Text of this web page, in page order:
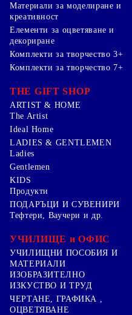
Mатериали за моделиране и
креативност
Елементи за оцветяване и
декориране
Комплекти за творчество 3+
Комплекти за творчество 7+
THE GIFT SHOP
ARTIST & HOME
The Artist
Ideal Home
LADIES & GENTLEMEN
Ladies
Gentlemen
KIDS
Продукти
ПОДАРЪЦИ И СУВЕНИРИ
Тефтери, Ваучери и др.
УЧИЛИЩЕ и ОФИС
УЧИЛИЩНИ ПОСОБИЯ И
МАТЕРИАЛИ
ИЗОБРАЗИТЕЛНО
ИЗКУСТВО И ТРУД
ЧЕРТАНЕ, ГРАФИКА ,
ОЦВЕТЯВАНЕ